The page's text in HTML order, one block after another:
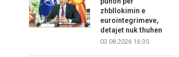
zhbllokimin e
eurointegrimeve,
detajet nuk thuhen
03.08.2026 16:35